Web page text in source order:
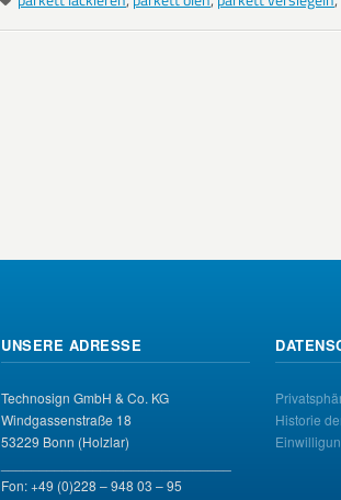
UNSERE ADRESSE
Technosign GmbH & Co. KG
Windgassenstraße 18
53229 Bonn (Holzlar)
Fon: +49 (0)228 – 948 03 – 95
Historie